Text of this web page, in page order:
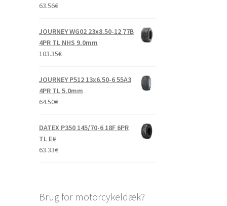
63.56€
JOURNEY WG02 23x8.50-12 77B
4PR TL NHS 9.0mm
103.35€
JOURNEY P512 13x6.50-6 55A3
4PR TL 5.0mm
64.50€
DATEX P350 145/70-6 18F 6PR
TL E#
63.33€
Brug for motorcykeldæk?